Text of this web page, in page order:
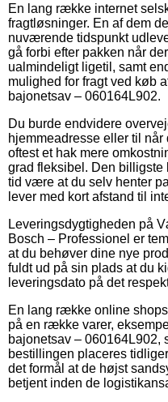
En lang række internet
fragtløsninger. En af dem
nuværende tidspunkt
gå forbi efter pakken når
ualmindeligt ligetil, samt
mulighed for fragt ved køb
bajonetsav – 060164L902.
Du burde endvidere
hjemmeadresse eller til
oftest et hak mere
grad fleksibel. Den
tid være at du selv henter
lever med kort afstand til
Leveringsdygtigheden på
Bosch – Professionel er
at du behøver dine nye
fuldt ud på sin plads at du
leveringsdato på det
En lang række online
på en række varer,
bajonetsav – 060164L902,
bestillingen placeres
det formål at de højst
betjent inden de